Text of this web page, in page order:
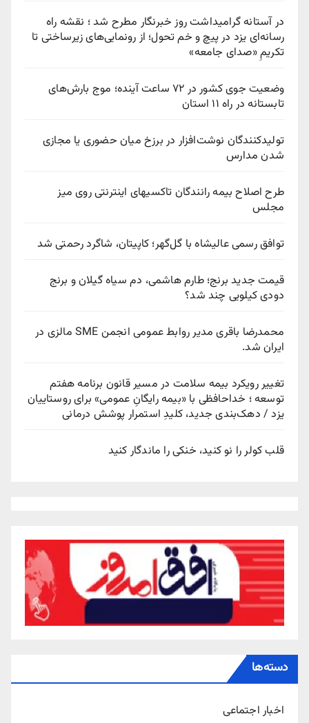
در آستانه گرامیداشت روز خبرنگار مطرح شد ؛ نقشه راه
رسانه‌ای یزد در پیچ‌ و خم تحول؛ از رونمایی‌های زیرساختی تا
تکریمِ «صدای جامعه»
وضعیت جوی کشور در ۷۲ ساعت آینده؛ موج بارش‌های
تابستانه در راه ۱۱ استان
تولیدکنندگان نوشت‌افزار در برزخ میان حضوری یا مجازی
شدن مدارس
طرح اصلاح بیمه رانندگان تاکسیهای اینترنتی روی میز
مجلس
توافق رسمی عالیشاه با گل‌گهر؛ کاپیتان، شاگرد رحمتی شد
قیمت جدید برنج؛ طارم هاشمی، دم سیاه گیلان و برنج
دودی کیلویی چند شد؟
محمدرضا باقری مدیر روابط عمومی انجمن SME مالزی در
ایران شد.
تغییر رویکرد بیمه سلامت در مسیر قانون برنامه هفتم
توسعه ؛ خداحافظی با «بیمه رایگانِ عمومی» برای روستاییان
یزد / دهک‌بندی جدید، کلیدِ استمرار پوشش درمانی
قلب کولر را نو کنید، خنکی را ماندگار کنید
دسته‌ها
اخبار اجتماعی